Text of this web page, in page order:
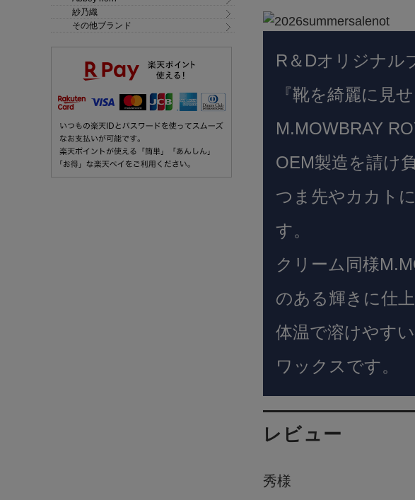
R＆Dオリジナル
『靴を綺麗に見
M.MOWBRAY
OEM製造を請け
つま先やカカト
す。
クリーム同様
のある輝きに仕上
体温で溶けやす
ワックスです。
レビュー
秀様
紗乃織
その他ブランド